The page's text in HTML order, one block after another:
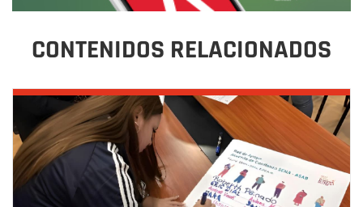
CONTENIDOS RELACIONADOS